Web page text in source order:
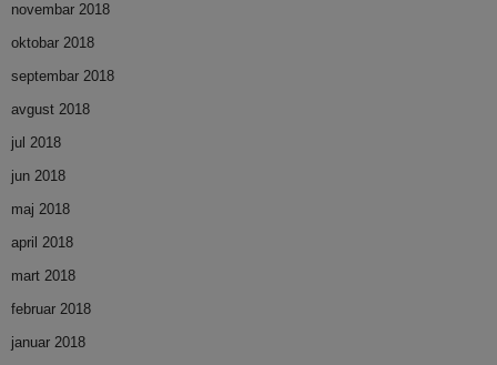
novembar 2018
oktobar 2018
septembar 2018
avgust 2018
jul 2018
jun 2018
maj 2018
april 2018
mart 2018
februar 2018
januar 2018